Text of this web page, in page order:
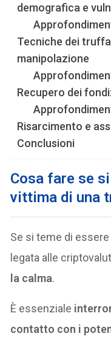
demografica e
Tecniche dei
manipolazione
Recupero dei
Risarcimento e
Conclusioni
Cosa fare se
vittima di una
Se si teme di
legata alle
la calma.
È essenziale
contatto con i